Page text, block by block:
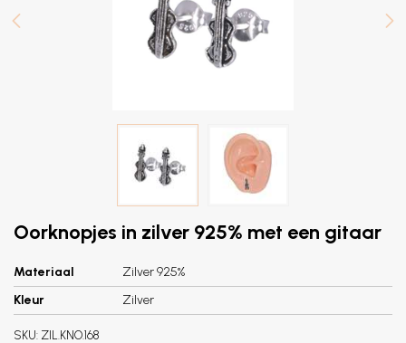
Oorknopjes in zilver 925% met een gitaar
Materiaal
Zilver 925%
Kleur
Zilver
SKU: ZIL.KNO.168